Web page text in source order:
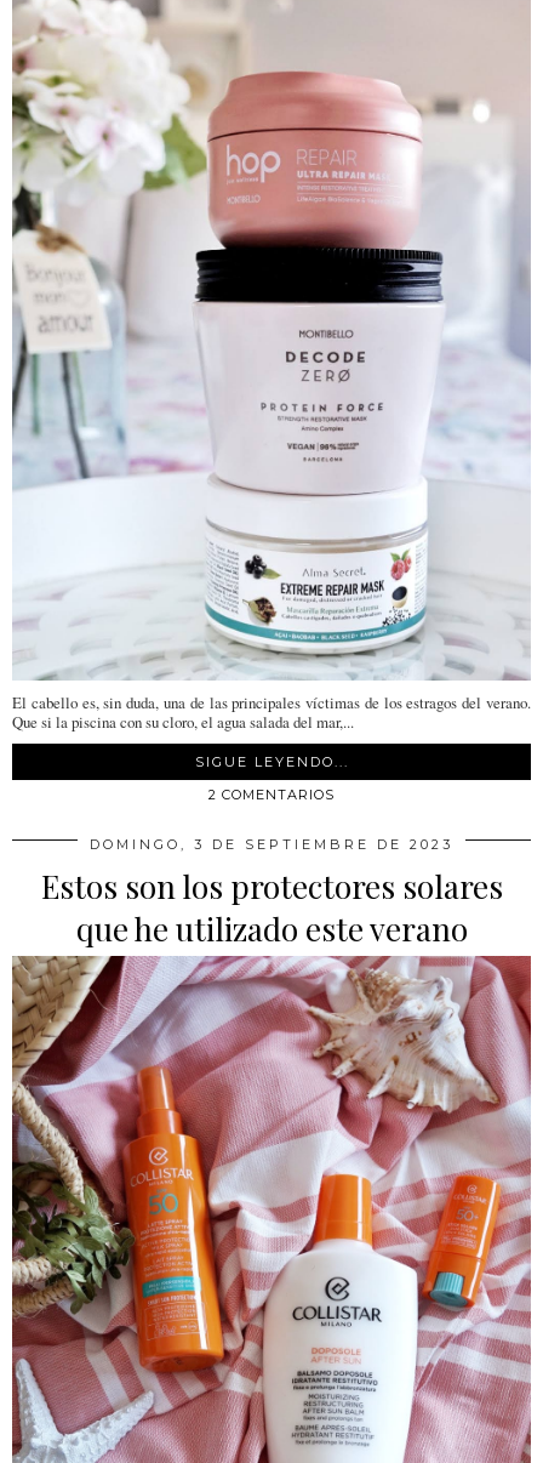
El cabello es, sin duda, una de las principales víctimas de los estragos del verano.
Que si la piscina con su cloro, el agua salada del mar,...
SIGUE LEYENDO...
2 COMENTARIOS
DOMINGO, 3 DE SEPTIEMBRE DE 2023
Estos son los protectores solares
que he utilizado este verano